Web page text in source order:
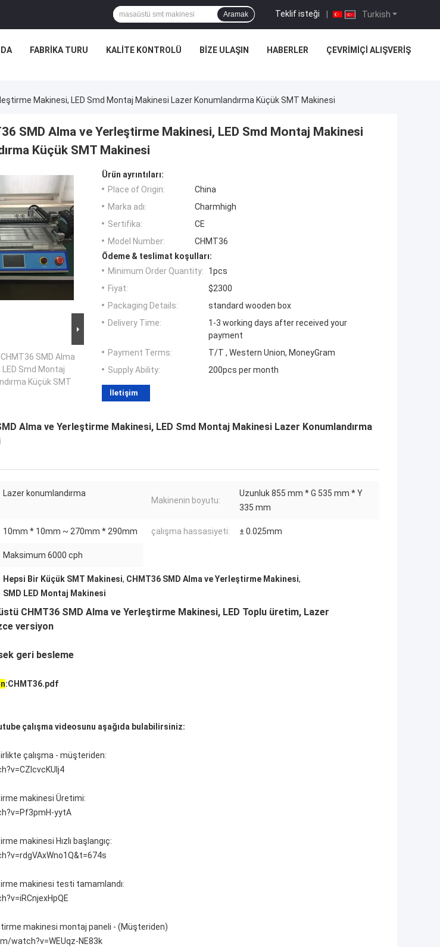
Turkish
Teklif isteği |
Aramak
FABRIKA TURU KALITE KONTROLÜ BIZE ULAŞIN HABERLER ÇEVRIMIÇI ALIŞVERIŞ
Makinesi, LED Smd Montaj Makinesi Lazer Konumlandırma Küçük SMT Makinesi
SMD Alma ve Yerleştirme Makinesi, LED Smd Montaj Makinesi
Küçük SMT Makinesi
SMD Alma
Smd Montaj
Küçük SMT
Ürün ayrıntıları:
Place of Origin:
China
Marka adı:
Charmhigh
Sertifika:
CE
Model Number:
CHMT36
Ödeme & teslimat koşulları:
Minimum Order Quantity:
1pcs
Fiyat:
$2300
Packaging Details:
standard wooden box
Delivery Time:
1-3 working days after received your
payment
Payment Terms:
T/T , Western Union, MoneyGram
Supply Ability:
200pcs per month
İletişim
Alma ve Yerleştirme Makinesi, LED Smd Montaj Makinesi Lazer Konumlandırma
Lazer konumlandırma
Makinenin boyutu:
Uzunluk 855 mm * G 535 mm * Y
335 mm
10mm * 10mm ~ 270mm * 290mm çalışma hassasiyeti: ± 0.025mm
Maksimum 6000 cph
Hepsi Bir Küçük SMT Makinesi, CHMT36 SMD Alma ve Yerleştirme Makinesi,
SMD LED Montaj Makinesi
CHMT36 SMD Alma ve Yerleştirme Makinesi, LED Toplu üretim, Lazer
versiyon
geri besleme
:CHMT36.pdf
çalışma videosunu aşağıda bulabilirsiniz:
çalışma - müşteriden:
makinesi Üretimi:
yytA
makinesi Hızlı başlangıç:
makinesi testi tamamlandı:
makinesi montaj paneli - (Müşteriden)
watch?v=WEUqz-NE83k